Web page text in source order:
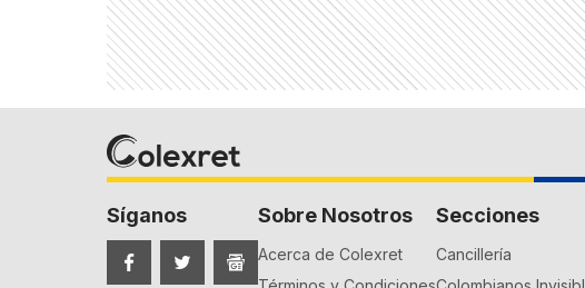
Síganos Sobre Nosotros
Acerca de Colexret
Secciones
Cancillería